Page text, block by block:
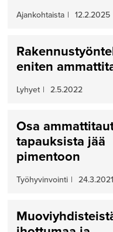
Ajankohtaista | 12.2.2025
eniten
Lyhyet | 2.5.2022
Osa
tapauksista jää
pimentoon
Työhyvinvointi | 24.3.2021